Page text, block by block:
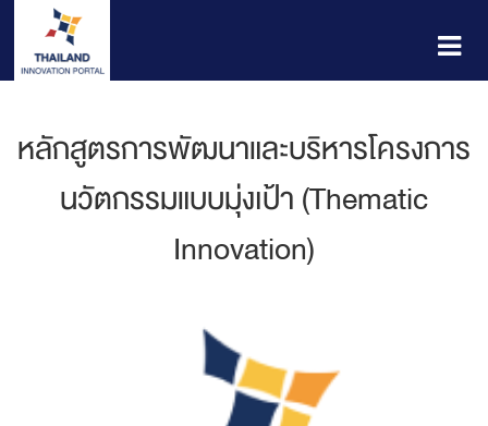
หลักสูตรการพัฒนาและบริหารโครงการ
นวัตกรรมแบบมุ่งเป้า (Thematic
Innovation)